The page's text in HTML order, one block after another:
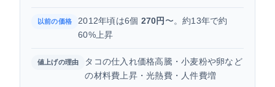
以前の価格 2012年頃は6個 270円 〜。約13年で約
60%上昇
値上げの理由
タコの仕入れ価格高騰・小麦粉や卵など
の材料費上昇・光熱費・人件費増